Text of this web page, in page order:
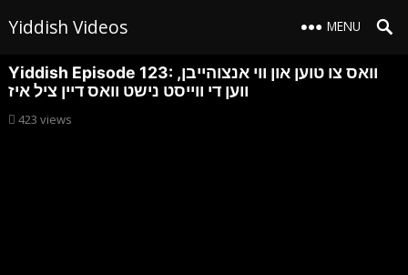
Yiddish Videos MENU
Yiddish Episode 123: וואס צו טוען און ווי אנצוהייבן,
ווען די ווייסט נישט וואס דיין ציל איז
423 views